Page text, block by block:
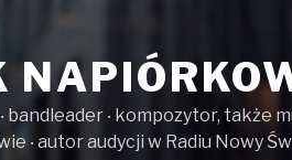
bandleader ‧ kompozytor, także
‧ autor audycji w Radiu Nowy